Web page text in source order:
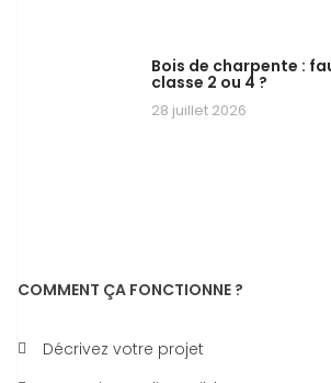
Bois de charpente :
classe 2 ou 4 ?
28 juillet 2026
COMMENT ÇA FONCTIONNE ?
Décrivez votre projet